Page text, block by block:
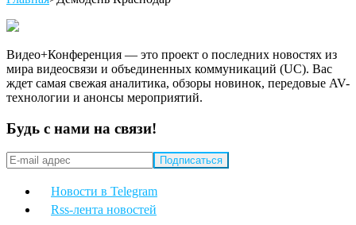
Видео+Конференция — это проект о последних новостях из
мира видеосвязи и объединенных коммуникаций (UC). Вас
ждет самая свежая аналитика, обзоры новинок, передовые AV-
технологии и анонсы мероприятий.
Будь с нами на связи!
Новости в Telegram
Rss-лента новостей